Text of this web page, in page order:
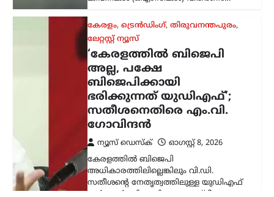
സർക്കാർ ബിജെപിയുടെ രാഷ്ട്രീയ
അജണ്ടകൾ നടപ്പാക്കുകയാണെന്ന്
സിപിഐഎം സംസ്ഥാന സെക്രട്ടറി
എം.വി. ഗോവിന്ദൻ മാസ്റ്റർ ആരോപിച്ചു.
നരേന്ദ്ര…
ട്രെൻഡിംഗ് ,ദേശീയം,രാഷ്ട്രീയം
പ്രധാനമന്ത്രിക്ക്
യുവാക്കളെ കാണാൻ
സമയമില്ല;
കൂറുമാറിയവരെ
കാണാനും അവർക്കൊപ്പം
നിൽക്കുമെന്ന് ഉറപ്പ്
നൽകാനും സമയം
കണ്ടെത്തുന്നു: ഉദ്ധവ്